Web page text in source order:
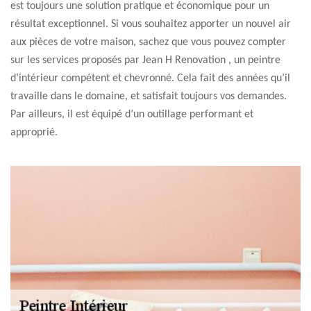
est toujours une solution pratique et économique pour un
résultat exceptionnel. Si vous souhaitez apporter un nouvel air
aux pièces de votre maison, sachez que vous pouvez compter
sur les services proposés par Jean H Renovation , un peintre
d’intérieur compétent et chevronné. Cela fait des années qu’il
travaille dans le domaine, et satisfait toujours vos demandes.
Par ailleurs, il est équipé d’un outillage performant et
approprié.